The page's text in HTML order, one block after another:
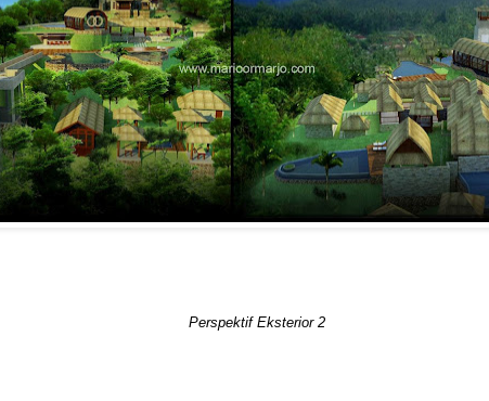
Perspektif Eksterior 2